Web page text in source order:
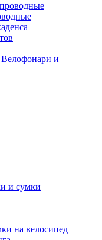
Велофонари и
и сумки
на велосипед